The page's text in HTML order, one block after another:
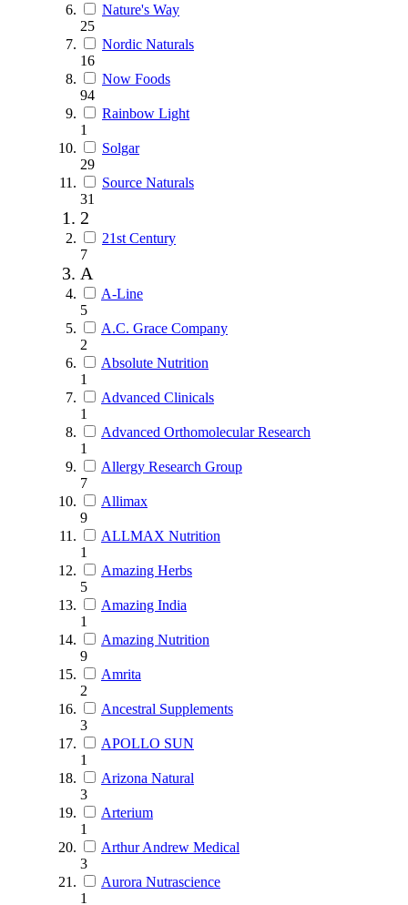
Nature's Way
25
Nordic Naturals
16
Now Foods
94
Rainbow Light
1
Solgar
29
Source Naturals
31
2
21st Century
7
A
A-Line
5
A.C. Grace Company
2
Absolute Nutrition
1
Advanced Clinicals
1
Advanced Orthomolecular Research
1
Allergy Research Group
7
Allimax
9
ALLMAX Nutrition
1
Amazing Herbs
5
Amazing India
1
Amazing Nutrition
9
Amrita
2
Ancestral Supplements
3
APOLLO SUN
1
Arizona Natural
3
Arterium
1
Arthur Andrew Medical
3
Aurora Nutrascience
1